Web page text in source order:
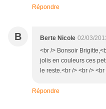
Répondre
B Berte Nicole 02/03/
<br /> Bonsoir
jolis en couleurs ces
le reste.<br /> <br />
Répondre